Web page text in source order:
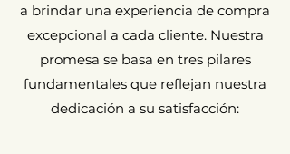
a brindar una experiencia de compra
excepcional a cada cliente. Nuestra
promesa se basa en tres pilares
fundamentales que reflejan nuestra
dedicación a su satisfacción: